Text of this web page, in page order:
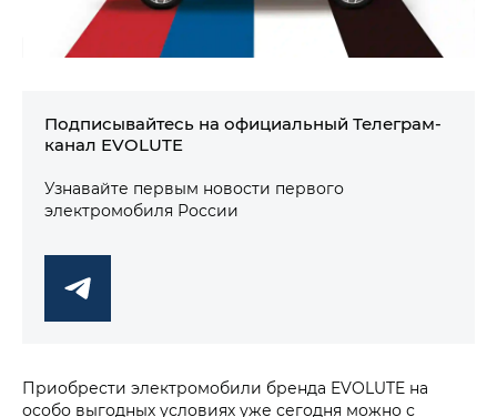
Подписывайтесь на официальный Телеграм-
канал EVOLUTE
Узнавайте первым новости первого
электромобиля России
Приобрести электромобили бренда EVOLUTE на
особо выгодных условиях уже сегодня можно с